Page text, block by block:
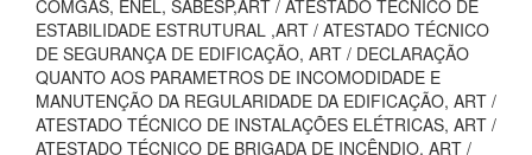
COMGAS, ENEL, SABESP,ART / ATESTADO TÉCNICO DE
ESTABILIDADE ESTRUTURAL ,ART / ATESTADO TÉCNICO
DE SEGURANÇA DE EDIFICAÇÃO, ART / DECLARAÇÃO
QUANTO AOS PARAMETROS DE INCOMODIDADE E
MANUTENÇÃO DA REGULARIDADE DA EDIFICAÇÃO, ART /
ATESTADO TÉCNICO DE INSTALAÇÕES ELÉTRICAS, ART /
ATESTADO TÉCNICO DE BRIGADA DE INCÊNDIO, ART /